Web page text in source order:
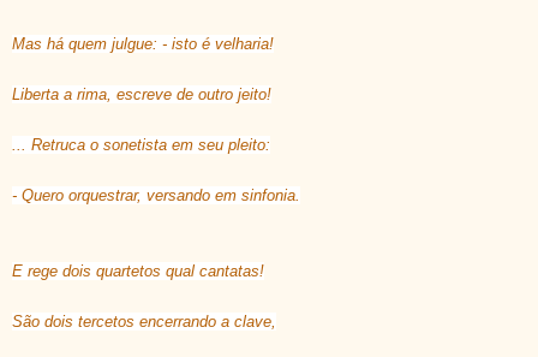
Mas há quem julgue: - isto é velharia!
Liberta a rima, escreve de outro jeito!
... Retruca o sonetista em seu pleito:
- Quero orquestrar, versando em sinfonia.
E rege dois quartetos qual cantatas!
São dois tercetos encerrando a clave,